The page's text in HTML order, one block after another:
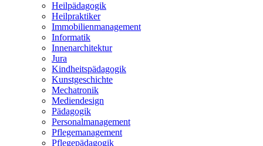
Heilpädagogik
Heilpraktiker
Immobilienmanagement
Informatik
Innenarchitektur
Jura
Kindheitspädagogik
Kunstgeschichte
Mechatronik
Mediendesign
Pädagogik
Personalmanagement
Pflegemanagement
Pflegepädagogik